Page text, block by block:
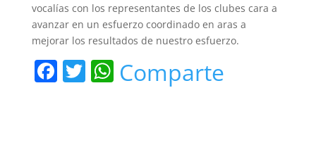
vocalías con los representantes de los clubes cara a
avanzar en un esfuerzo coordinado en aras a
mejorar los resultados de nuestro esfuerzo.
F T W
Comparte